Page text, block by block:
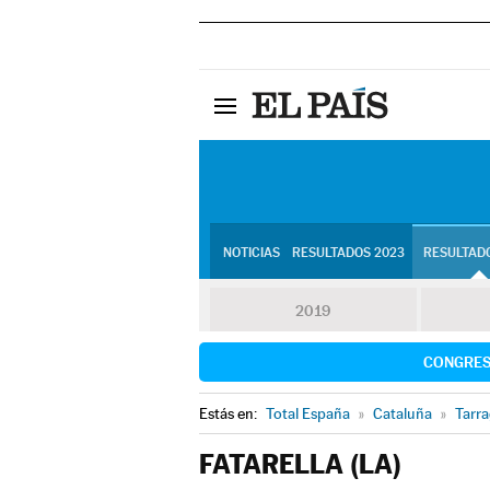
NOTICIAS RESULTADOS 2023
2019
Estás en: Total España » Cataluña »
FATARELLA (LA)